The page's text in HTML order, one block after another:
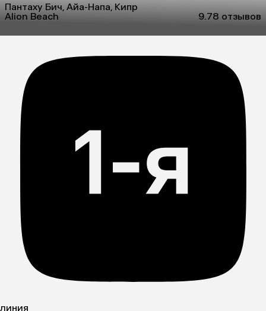
Пантаху Бич, Айа-Напа, Кипр
Alion Beach
9.78 отзывов
линия